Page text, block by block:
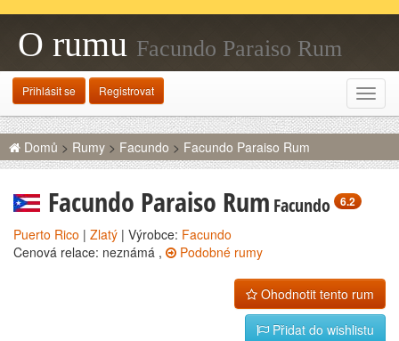
O rumu Facundo Paraiso Rum
Přihlásit se Registrovat
Domů > Rumy > Facundo > Facundo Paraiso Rum
Facundo Paraiso Rum Facundo 6.2
Puerto Rico | Zlatý | Výrobce: Facundo
Cenová relace: neznámá ,
Podobné rumy
Ohodnotit tento rum
Přidat do wishlistu